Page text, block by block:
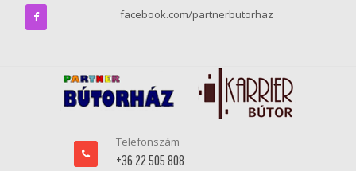
facebook.com/partnerbutorhaz
Telefonszám
+36 22 505 808